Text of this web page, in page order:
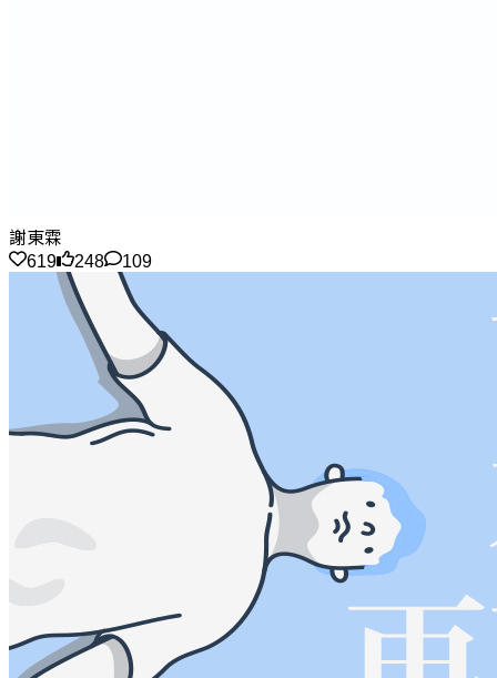
謝東霖
619
248 109